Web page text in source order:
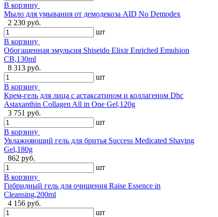
В корзину
Мыло для умывания от демодекоза AID No Demodex
2 230 руб.
шт
В корзину
Обогащенная эмульсия Shiseido Elixir Enriched Emulsion
CB,130ml
8 313 руб.
шт
В корзину
Крем-гель для лица с астаксатином и коллагеном Dhc
Astaxanthin Collagen All in One Gel,120g
3 751 руб.
шт
В корзину
Увлажняющий гель для бритья Success Medicated Shaving
Gel,180g
862 руб.
шт
В корзину
Гибридный гель для очищения Raise Essence in
Cleansing,200ml
4 156 руб.
шт